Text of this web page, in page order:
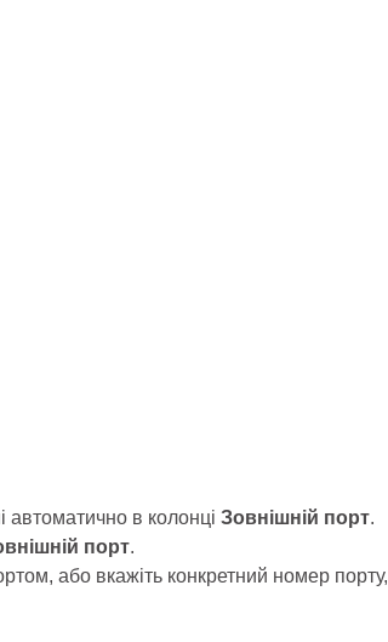
автоматично в колонці Зовнішній порт.
порт.
або вкажіть конкретний номер порту,